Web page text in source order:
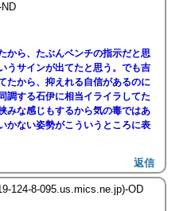
から、たぶんベンチの指示だと思
うサインが出てたと思う。でも吉
たから、抑えれる自信があるのに
調する石伊に相当イライラしてた
みな感じもするから気の毒ではあ
かない姿勢がこういうところに表
返信
124-8-095.us.mics.ne.jp)-OD